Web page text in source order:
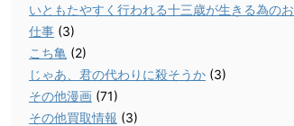
いともたやすく行われる十三歳が生きる為のお
仕事 (3)
こち亀 (2)
じゃあ、君の代わりに殺そうか (3)
その他漫画 (71)
その他買取情報 (3)